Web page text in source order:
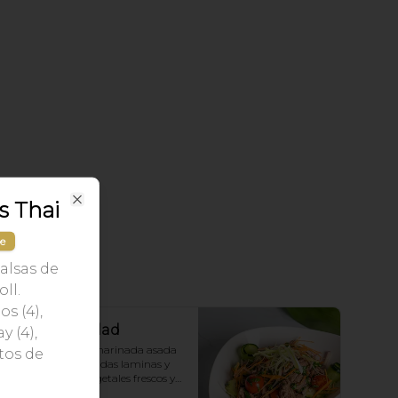
Thai Beef Salad
carne de vacuno marinada asada
y cortada en delgadas laminas y
preparada con vegetales frescos y
Thai
de
(4),
(4),
de